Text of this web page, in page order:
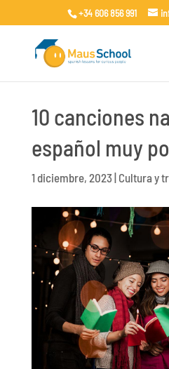
+34 606 856 991
10 canciones
español muy
1 diciembre, 2023 Cultura y